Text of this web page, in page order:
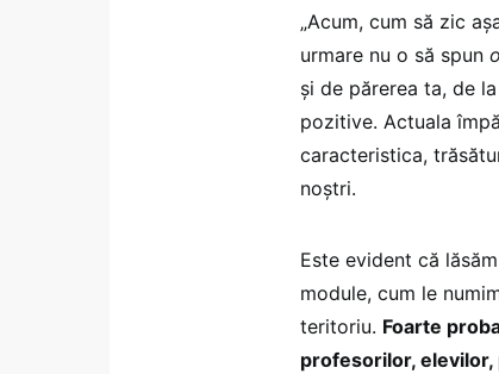
„Acum, cum să zic
urmare nu o să spun
și de părerea ta, de
pozitive. Actuala
caracteristica,
noștri.
Este evident că
module, cum le
teritoriu. Foarte
profesorilor, elevilor,